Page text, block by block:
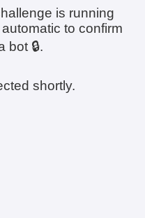
is running
to confirm
bot 🔒.
shortly.